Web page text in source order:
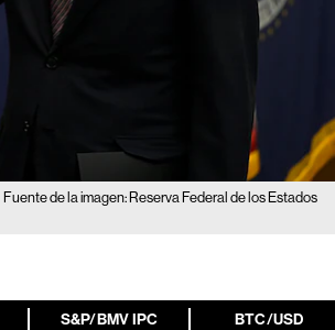
Fuente de la imagen: Reserva Federal de los Estados
S&P/BMV IPC BTC/USD